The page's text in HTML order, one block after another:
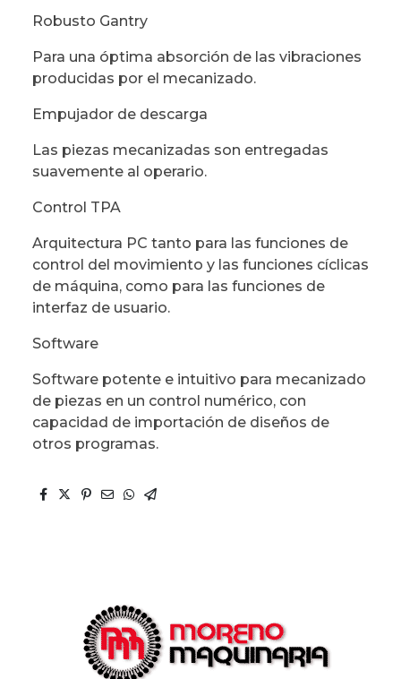
Robusto Gantry
Para una óptima absorción de las vibraciones
producidas por el mecanizado.
Empujador de descarga
Las piezas mecanizadas son entregadas
suavemente al operario.
Control TPA
Arquitectura PC tanto para las funciones de
control del movimiento y las funciones cíclicas
de máquina, como para las funciones de
interfaz de usuario.
Software
Software potente e intuitivo para mecanizado
de piezas en un control numérico, con
capacidad de importación de diseños de
otros programas.